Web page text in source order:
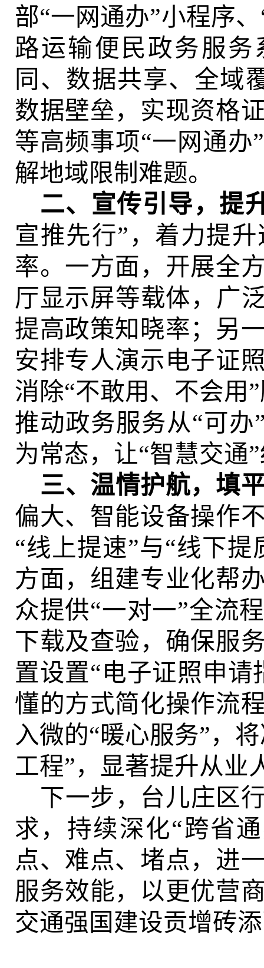
部“一网通办”小程序
路运输便民政务服
同、数据共享、全域
数据壁垒，实现资格
等高频事项“一网通
解地域限制难题。
二、 宣传引导，提
宣推先行”，着力提
率。一方面，开展全
厅显示屏等载体，广
提高政策知晓率；另
安排专人演示电子证
消除“不敢用、不会用
推动政务服务从“可办
为常态，让“智慧交通
三、温情护航，填
偏大、智能设备操作
“线上提速”与“线下
方面，组建专业化帮
众提供“一对一”全流
下载及查验，确保服
置设置“电子证照申
懂的方式简化操作流
入微的“暖心服务”，
工程”，显著提升从业
下一步， 台儿庄区
求，持续深化“跨省
点、难点、堵点，进
服务效能，以更优营
交通强国建设贡增砖